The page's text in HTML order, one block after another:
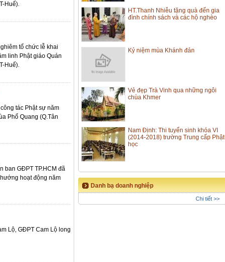
Huế).
tổ chức lễ khai
linh Phật giáo Quán
Huế).
tác Phật sự năm
Phổ Quang (Q.Tân
ban GĐPT TP.HCM đã
hoạt động năm
Lộ, GĐPT Cam Lộ long
HT.Thanh Nhiễu tặng quà đến gia
đình chính sách và các hộ nghèo
Kỷ niệm mùa Khánh đản
Vẻ đẹp Trà Vinh qua những ngôi
chùa Khmer
Nam Định: Thi tuyển sinh khóa VI
(2014-2018) trường Trung cấp Phật
học
Danh bạ doanh nghiệp
Chi tiết >>